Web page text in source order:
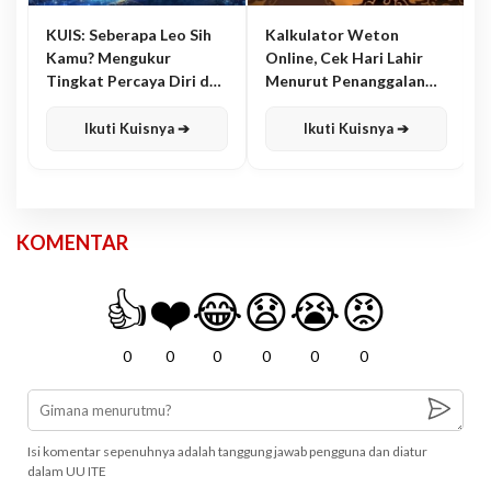
KUIS: Seberapa Leo Sih
Kamu? Mengukur
Tingkat Percaya Diri dan
Ikuti Kuisnya ➔
Kalkulator Weton
Online, Cek Hari Lahir
Menurut Penanggalan
Ikuti Kuisnya ➔
KOMENTAR
👍
0
❤️
0
😂
0
😧
0
😭
0
😡
0
Isi komentar sepenuhnya adalah tanggung jawab pengguna dan diatur
dalam UU ITE